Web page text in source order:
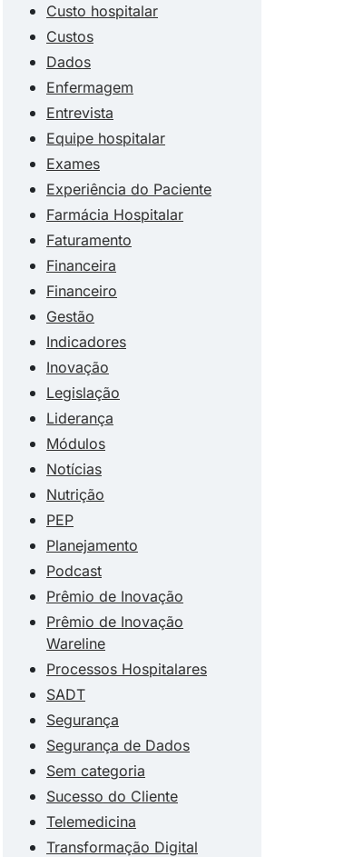
Custo hospitalar
Custos
Dados
Enfermagem
Entrevista
Equipe hospitalar
Exames
Experiência do Paciente
Farmácia Hospitalar
Faturamento
Financeira
Financeiro
Gestão
Indicadores
Inovação
Legislação
Liderança
Módulos
Notícias
Nutrição
PEP
Planejamento
Podcast
Prêmio de Inovação
Prêmio de Inovação
Wareline
Processos Hospitalares
SADT
Segurança
Segurança de Dados
Sem categoria
Sucesso do Cliente
Telemedicina
Transformação Digital